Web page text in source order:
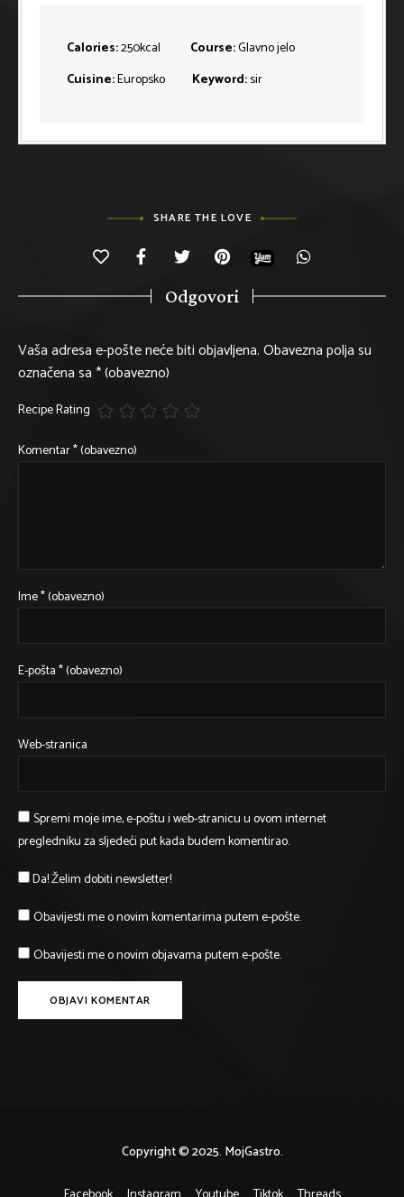
Calories:250kcal Course:Glavno jelo
Cuisine:Europsko Keyword:sir
SHARE THE LOVE
Odgovori
Vaša adresa e-pošte neće biti objavljena.Obavezna polja su
označena sa* (obavezno)
Recipe Rating
Komentar* (obavezno)
Ime* (obavezno)
E-pošta* (obavezno)
Web-stranica
Spremi moje ime, e-poštu i web-stranicu u ovom internet
pregledniku za sljedeći put kada budem komentirao.
Da! Želim dobiti newsletter!
Obavijesti me o novim komentarima putem e-pošte.
Obavijesti me o novim objavama putem e-pošte.
Copyright © 2025. MojGastro.